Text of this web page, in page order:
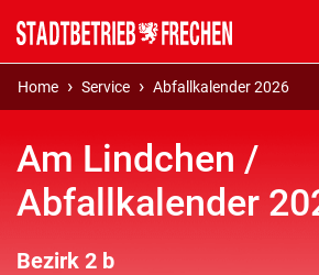
Home Service Abfallkalender 2026
Am Lindchen /
Abfallkalender
Bezirk 2 b